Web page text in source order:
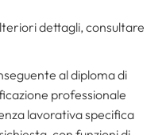
dettagli, consultare
al diploma di
professionale
lavorativa specifica